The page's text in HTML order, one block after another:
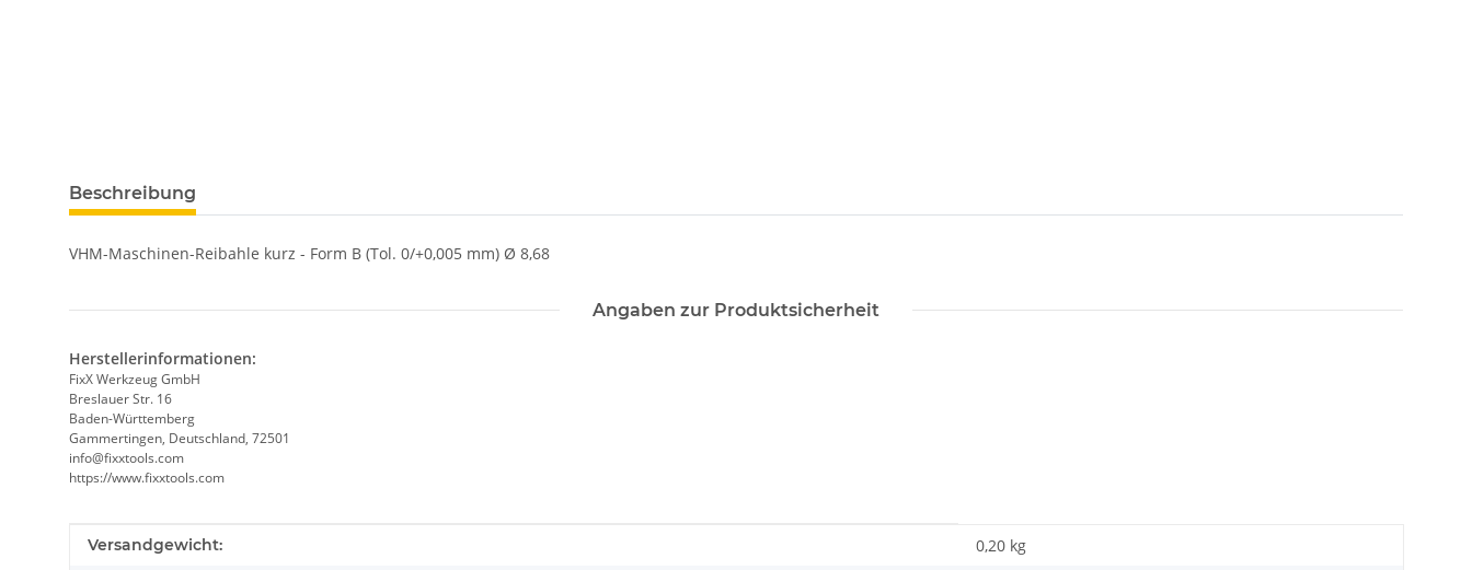
weitere Registerkarten anzeigen
Beschreibung
VHM-Maschinen-Reibahle kurz - Form B (Tol. 0/+0,005 mm) Ø 8,68
Angaben zur Produktsicherheit
Herstellerinformationen:
FixX Werkzeug GmbH
Breslauer Str. 16
Baden-Württemberg
Gammertingen, Deutschland, 72501
info@fixxtools.com
https://www.fixxtools.com
Produkteigenschaft
Wert
Versandgewicht: 0,20 kg